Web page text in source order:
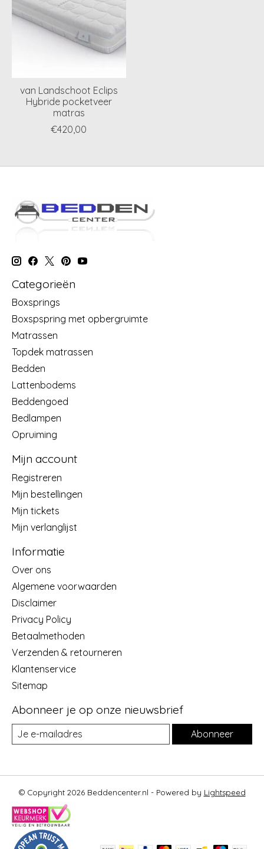
van Landschoot Eclips
Hybride pocketveer
matras
€420,00
Categorieën
Boxsprings
Boxspspring met opbergruimte
Matrassen
Topdek matrassen
Bedden
Lattenbodems
Beddengoed
Bedlampen
Opruiming
Mijn account
Registreren
Mijn bestellingen
Mijn tickets
Mijn verlanglijst
Informatie
Over ons
Algemene voorwaarden
Disclaimer
Privacy Policy
Betaalmethoden
Verzenden & retourneren
Klantenservice
Sitemap
Abonneer je op onze nieuwsbrief
Abonneer
© Copyright 2026 Beddencenter.nl - Powered by Lightspeed